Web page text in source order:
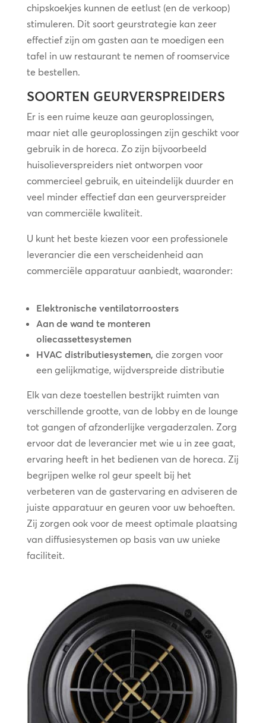
chipskoekjes kunnen de eetlust (en de verkoop)
stimuleren. Dit soort geurstrategie kan zeer
effectief zijn om gasten aan te moedigen een
tafel in uw restaurant te nemen of roomservice
te bestellen.
SOORTEN GEURVERSPREIDERS
Er is een ruime keuze aan geuroplossingen,
maar niet alle geuroplossingen zijn geschikt voor
gebruik in de horeca. Zo zijn bijvoorbeeld
huisolieverspreiders niet ontworpen voor
commercieel gebruik, en uiteindelijk duurder en
veel minder effectief dan een geurverspreider
van commerciële kwaliteit.
U kunt het beste kiezen voor een professionele
leverancier die een verscheidenheid aan
commerciële apparatuur aanbiedt, waaronder:
Elektronische ventilatorroosters
Aan de wand te monteren
oliecassettesystemen
HVAC distributiesystemen, die zorgen voor
een gelijkmatige, wijdverspreide distributie
Elk van deze toestellen bestrijkt ruimten van
verschillende grootte, van de lobby en de lounge
tot gangen of afzonderlijke vergaderzalen. Zorg
ervoor dat de leverancier met wie u in zee gaat,
ervaring heeft in het bedienen van de horeca. Zij
begrijpen welke rol geur speelt bij het
verbeteren van de gastervaring en adviseren de
juiste apparatuur en geuren voor uw behoeften.
Zij zorgen ook voor de meest optimale plaatsing
van diffusiesystemen op basis van uw unieke
faciliteit.